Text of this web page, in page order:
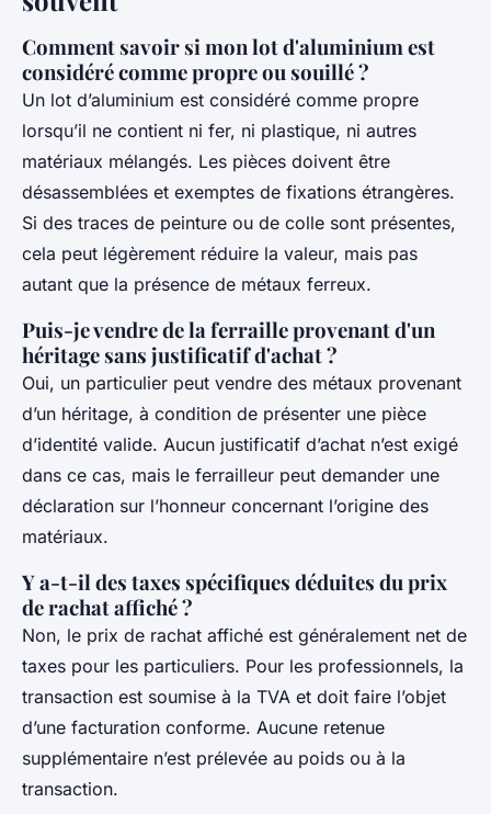
Comment savoir si mon lot d'aluminium est
considéré comme propre ou souillé ?
Un lot d’aluminium est considéré comme propre
lorsqu’il ne contient ni fer, ni plastique, ni autres
matériaux mélangés. Les pièces doivent être
désassemblées et exemptes de fixations étrangères.
Si des traces de peinture ou de colle sont présentes,
cela peut légèrement réduire la valeur, mais pas
autant que la présence de métaux ferreux.
Puis-je vendre de la ferraille provenant d'un
héritage sans justificatif d'achat ?
Oui, un particulier peut vendre des métaux provenant
d’un héritage, à condition de présenter une pièce
d’identité valide. Aucun justificatif d’achat n’est exigé
dans ce cas, mais le ferrailleur peut demander une
déclaration sur l’honneur concernant l’origine des
matériaux.
Y a-t-il des taxes spécifiques déduites du prix
de rachat affiché ?
Non, le prix de rachat affiché est généralement net de
taxes pour les particuliers. Pour les professionnels, la
transaction est soumise à la TVA et doit faire l’objet
d’une facturation conforme. Aucune retenue
supplémentaire n’est prélevée au poids ou à la
transaction.